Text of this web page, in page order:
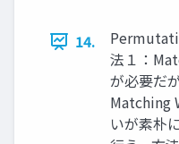
14.
法１：
が必要だ
Matching
いが素朴